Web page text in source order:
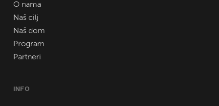
O nama
Naš cilj
Naš dom
Program
Partneri
INFO